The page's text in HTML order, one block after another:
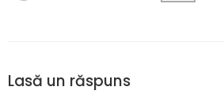
Lasă un răspuns